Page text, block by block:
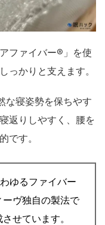
ファイバー®」を使
っかりと支えます。
な寝姿勢を保ちやす
返りしやすく、腰を
です。
ゆるファイバー
ヴ独自の製法で
せています。